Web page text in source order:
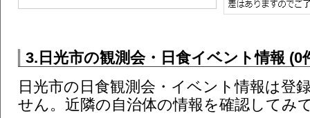
3.日光市の観測会・日食イベント情報 (0
日光市の日食観測会・イベント情報は登
せん。近隣の自治体の情報を確認してみ